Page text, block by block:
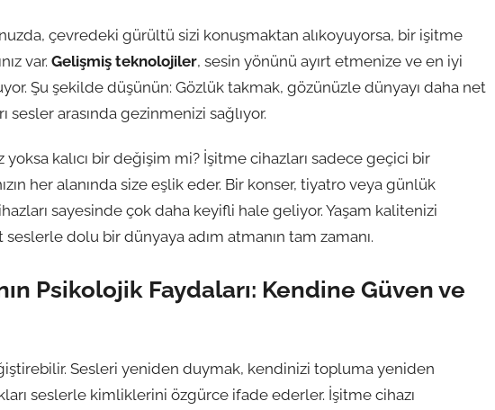
çevredeki gürültü sizi konuşmaktan alıkoyuyorsa, bir işitme
var. Gelişmiş teknolojiler, sesin yönünü ayırt etmenize ve en iyi
Şu şekilde düşünün: Gözlük takmak, gözünüzle dünyayı daha net
arasında gezinmenizi sağlıyor.
kalıcı bir değişim mi? İşitme cihazları sadece geçici bir
her alanında size eşlik eder. Bir konser, tiyatro veya günlük
sayesinde çok daha keyifli hale geliyor. Yaşam kalitenizi
dolu bir dünyaya adım atmanın tam zamanı.
Psikolojik Faydaları: Kendine Güven ve
Sesleri yeniden duymak, kendinizi topluma yeniden
seslerle kimliklerini özgürce ifade ederler. İşitme cihazı